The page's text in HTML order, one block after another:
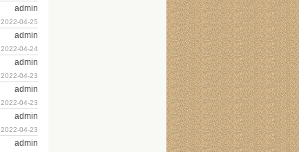
admin
2022-04-25
admin
2022-04-24
admin
2022-04-23
admin
2022-04-23
admin
2022-04-23
admin